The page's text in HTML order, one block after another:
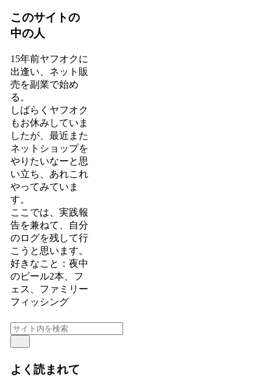
このサイトの
中の人
15年前ヤフオクに
出逢い、ネット販
売を副業で始め
る。
しばらくヤフオク
もお休みしていま
したが、最近また
ネットショップを
やりたいなーと思
い立ち、あれこれ
やってみていま
す。
ここでは、実践報
告を兼ねて、自分
のログを残して行
こうと思います。
好きなこと：夜中
のビール2本、フ
ェス、ファミリー
フィッシング
よく読まれて